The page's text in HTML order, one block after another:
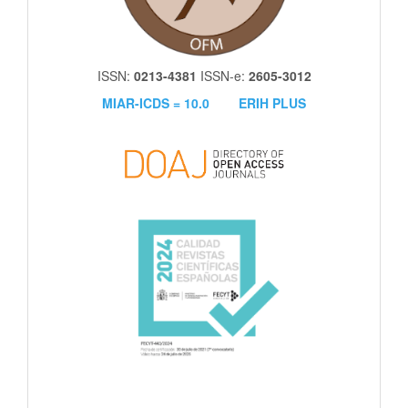
ISSN: 0213-4381 ISSN-e: 2605-3012
MIAR-ICDS = 10.0
ERIH PLUS